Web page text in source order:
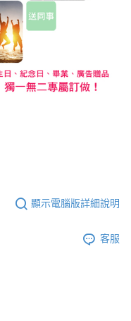
顯示電腦版詳細說明
客服